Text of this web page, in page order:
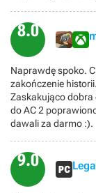
sposób wątek
dobre z
znaczących, lecz
dobra, ale można
8.0
Naprawdę spoko.
zakończenie
Zaskakująco dobra
do AC 2
dawali za darmo :).
9.0